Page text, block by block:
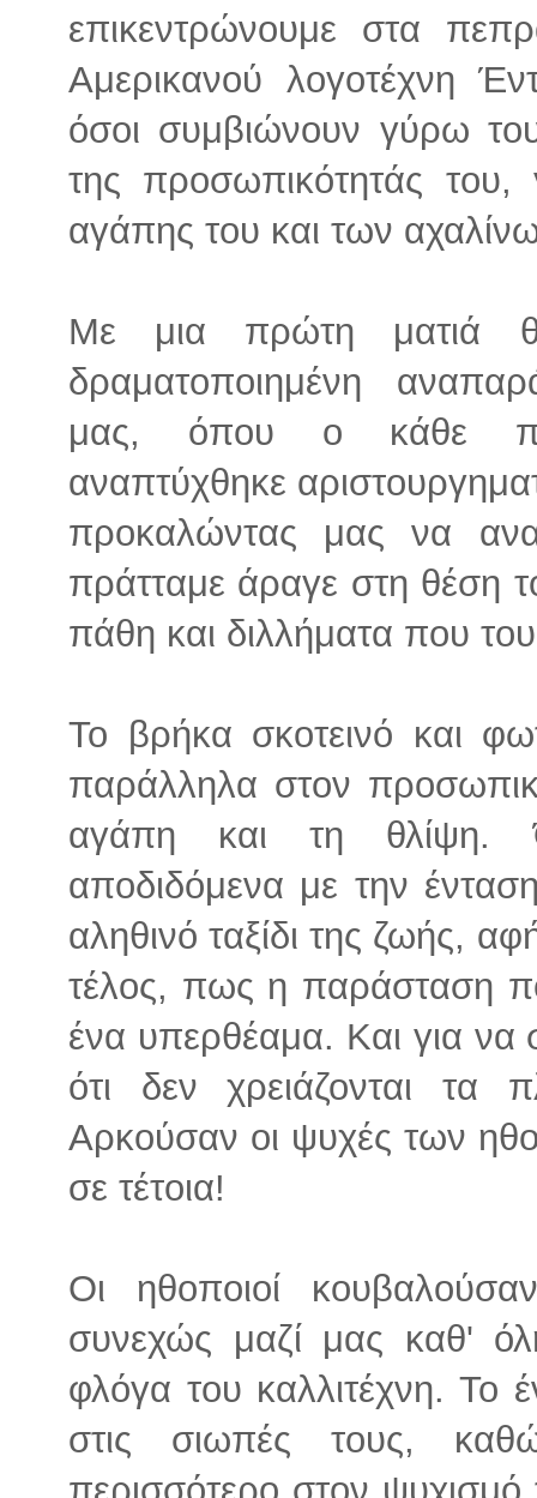
επικεντρώνουμε στα
Αμερικανού λογοτέχνη
όσοι συμβιώνουν γύρω
της προσωπικότητάς του,
αγάπης του και των
Με μια πρώτη ματιά
δραματοποιημένη
μας, όπου ο κάθε
αναπτύχθηκε
προκαλώντας μας να
πράτταμε άραγε στη θέση
πάθη και διλλήματα που
Το βρήκα σκοτεινό και
παράλληλα στον
αγάπη και τη θλίψη.
αποδιδόμενα με την
αληθινό ταξίδι της ζωής,
τέλος, πως η παράσταση
ένα υπερθέαμα. Και για να
ότι δεν χρειάζονται τα
Αρκούσαν οι ψυχές των
σε τέτοια!
Οι ηθοποιοί
συνεχώς μαζί μας καθ'
φλόγα του καλλιτέχνη. Το
στις σιωπές τους,
περισσότερο στον